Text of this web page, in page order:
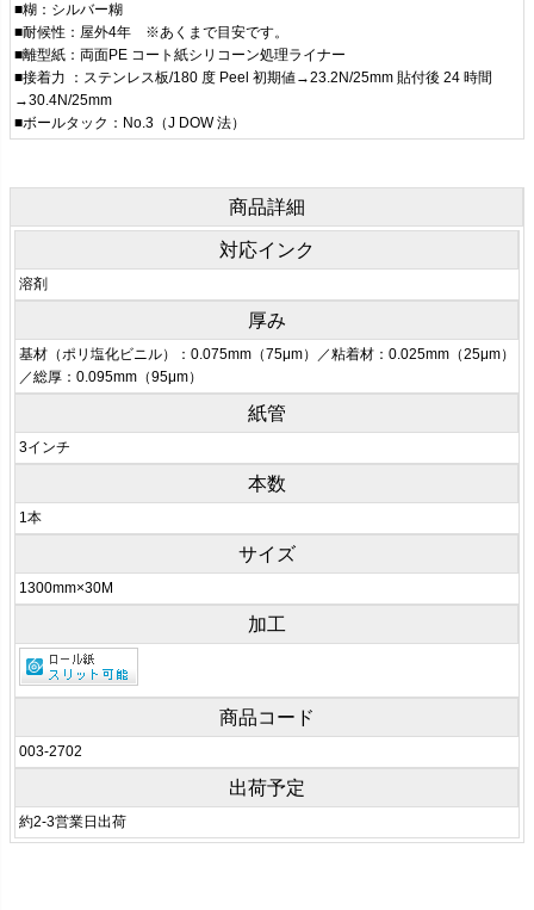
■糊：シルバー糊
■耐候性：屋外4年 ※あくまで目安です。
■離型紙：両面PE コート紙シリコーン処理ライナー
■接着力 ：ステンレス板/180 度 Peel 初期値→23.2N/25mm 貼付後 24 時間
→30.4N/25mm
■ボールタック：No.3（J DOW 法）
商品詳細
対応インク
溶剤
厚み
基材（ポリ塩化ビニル）：0.075mm（75μm）／粘着材：0.025mm（25μm）
／総厚：0.095mm（95μm）
紙管
3インチ
本数
1本
サイズ
1300mm×30M
加工
商品コード
003-2702
出荷予定
約2-3営業日出荷